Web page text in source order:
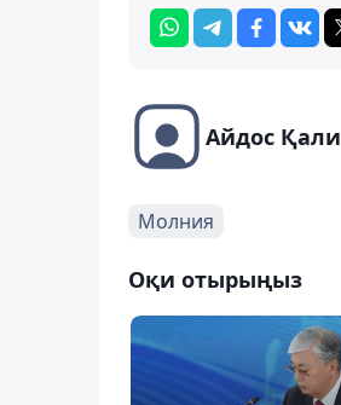
Айдос Қали
Молния
Оқи отырыңыз